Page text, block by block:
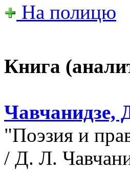
На полицю
Книга
Чавчанидзе,
"Поэзия и
/ Д. Л.